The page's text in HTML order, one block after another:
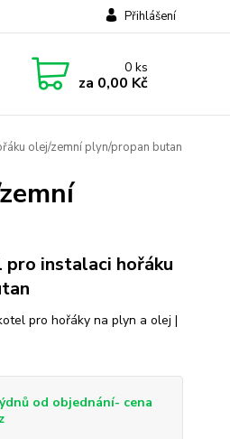
Přihlášení
0ks
za 0,00 Kč
olej/zemní plyn/propan butan
pro instalaci hořáku
pro hořáky na plyn a olej |
od objednání- cena